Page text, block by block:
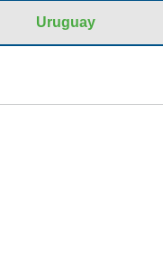
Uruguay